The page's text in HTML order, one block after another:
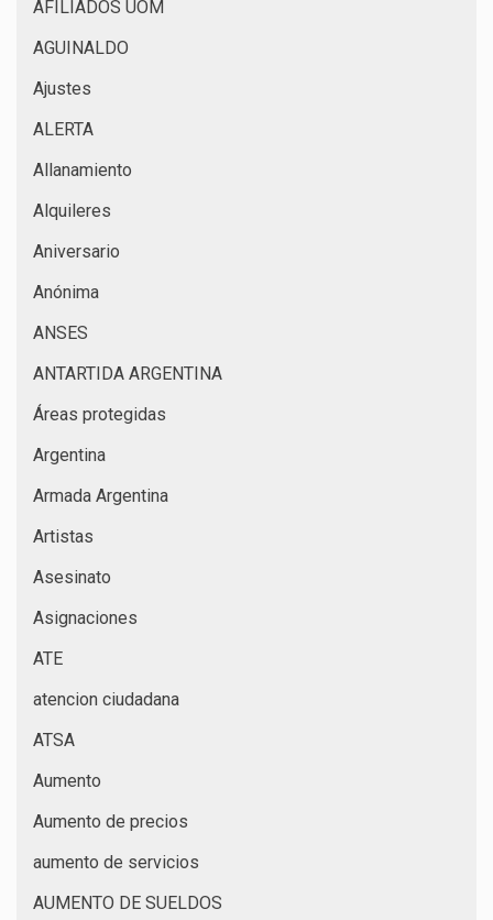
AFILIADOS UOM
AGUINALDO
Ajustes
ALERTA
Allanamiento
Alquileres
Aniversario
Anónima
ANSES
ANTARTIDA ARGENTINA
Áreas protegidas
Argentina
Armada Argentina
Artistas
Asesinato
Asignaciones
ATE
atencion ciudadana
ATSA
Aumento
Aumento de precios
aumento de servicios
AUMENTO DE SUELDOS